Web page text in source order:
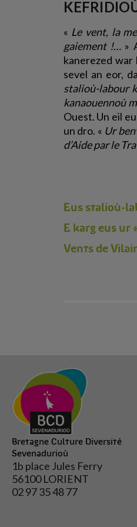
« Le vent, la
gaiement !… »
kanerezed war
sevel an eor,
stalioù-labour
kanaouennoù
Ouest. Un eil
un dro. « Ur
d’Aide par le
Eus stalioù-
E karg eus ur
Vents de
Bretagne Culture Diversité
Sevenadurioù
1b place Jules Ferry
56100 LORIENT
02 97 35 48 77